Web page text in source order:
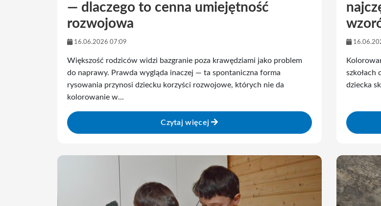
— dlaczego to cenna umiejętność
rozwojowa
16.06.2026 07:09
Większość rodziców widzi bazgranie poza krawędziami jako problem
do naprawy. Prawda wygląda inaczej — ta spontaniczna forma
rysowania przynosi dziecku korzyści rozwojowe, których nie da
kolorowanie w...
Czytaj więcej
szkołach
dziecka